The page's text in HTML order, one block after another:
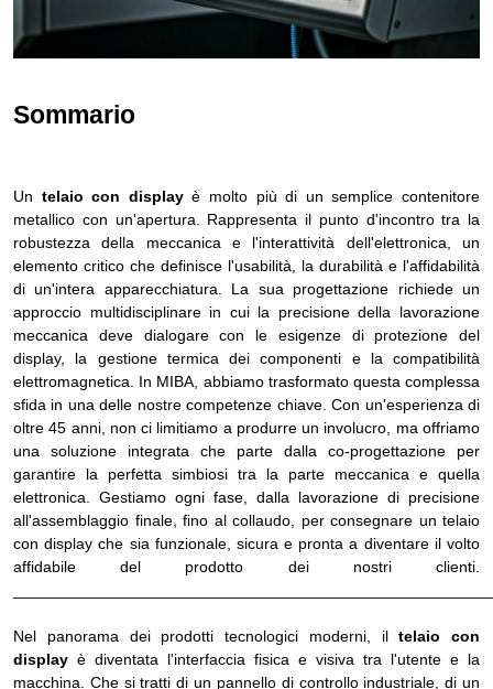
Sommario
Un telaio con displayè molto più di un semplice contenitore
metallico con un'apertura. Rappresenta il punto d'incontro tra la
robustezza della meccanica e l'interattività dell'elettronica, un
elemento critico che definisce l'usabilità, la durabilità e l'affidabilità
di un'intera apparecchiatura. La sua progettazione richiede un
approccio multidisciplinare in cui la precisione della lavorazione
meccanica deve dialogare con le esigenze di protezione del
display, la gestione termica dei componenti e la compatibilità
elettromagnetica. In MIBA, abbiamo trasformato questa complessa
sfida in una delle nostre competenze chiave. Con un'esperienza di
oltre 45 anni, non ci limitiamo a produrre un involucro, ma offriamo
una soluzione integrata che parte dalla co-progettazione per
garantire la perfetta simbiosi tra la parte meccanica e quella
elettronica. Gestiamo ogni fase, dalla lavorazione di precisione
all'assemblaggio finale, fino al collaudo, per consegnare un telaio
con display che sia funzionale, sicura e pronta a diventare il volto
affidabile del prodotto dei nostri clienti.
Nel panorama dei prodotti tecnologici moderni, iltelaio con
display è diventata l'interfaccia fisica e visiva tra l'utente e la
macchina. Che si tratti di un pannello di controllo industriale, di un